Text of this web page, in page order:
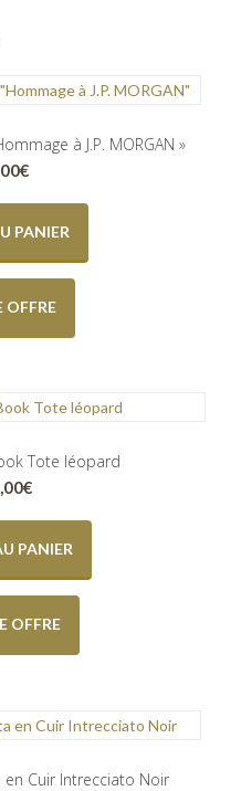
à J.P. MORGAN »
€
PANIER
OFFRE
Tote léopard
€
PANIER
OFFRE
Cuir Intrecciato Noir